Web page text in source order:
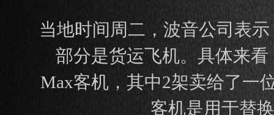
当地时间周二，波音公司表
部分是货运飞机。具体来
Max客机，其中2架卖给了一
客机是用于替